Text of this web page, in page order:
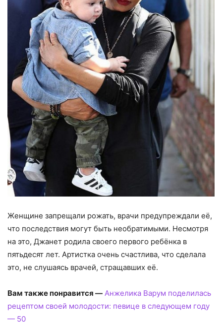
Женщине запрещали рожать, врачи предупреждали её,
что последствия могут быть необратимыми. Несмотря
на это, Джанет родила своего первого ребёнка в
пятьдесят лет. Артистка очень счастлива, что сделала
это, не слушаясь врачей, стращавших её.
Вам также понравится — Анжелика Варум поделилась
рецептом своей молодости: певице в следующем году
— 50